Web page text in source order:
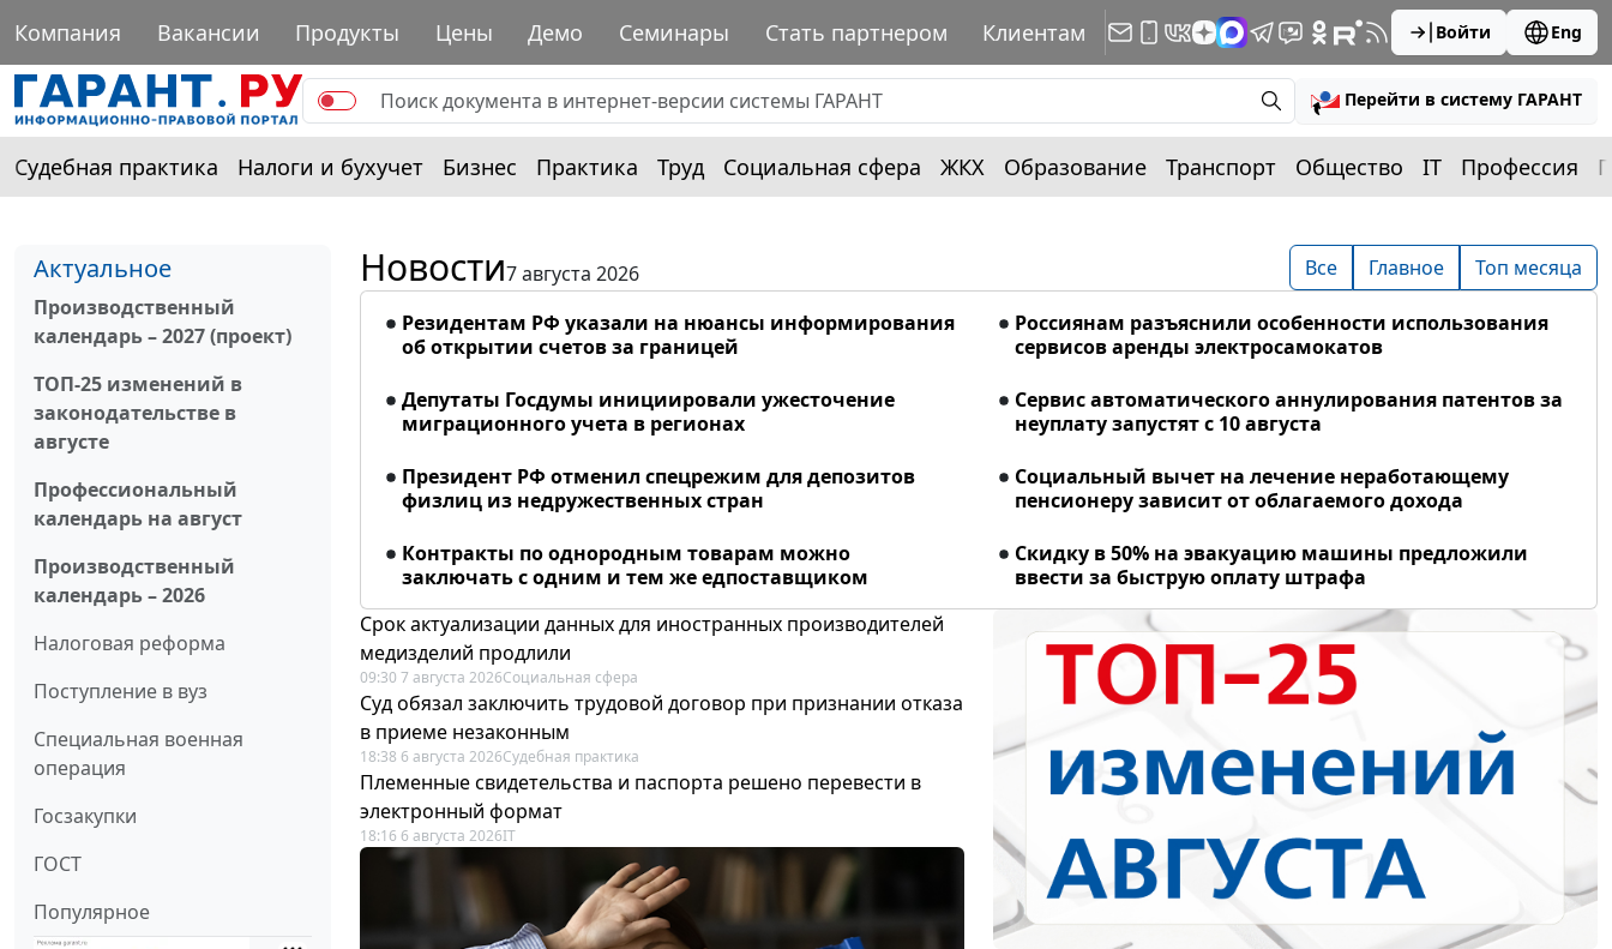
Компания Вакансии Продукты Цены Демо Семинары Стать партнером Клиентам Войти Eng
Перейти в систему ГАРАНТ
Судебная практика Налоги и бухучет Бизнес Практика Труд Социальная сфера ЖКХ Образование Транспорт Общество IT Профессия
Актуальное
Производственный
календарь – 2027 (проект)
ТОП-25 изменений в
законодательстве в
августе
Профессиональный
календарь на август
Производственный
календарь – 2026
Налоговая реформа
Поступление в вуз
Специальная военная
операция
Госзакупки
ГОСТ
Популярное
Новости7 августа 2026 Все Главное Топ месяца
Резидентам РФ указали на нюансы информирования
об открытии счетов за границей
Россиянам разъяснили особенности использования
сервисов аренды электросамокатов
Депутаты Госдумы инициировали ужесточение
миграционного учета в регионах
Сервис автоматического аннулирования патентов за
неуплату запустят с 10 августа
Президент РФ отменил спецрежим для депозитов
физлиц из недружественных стран
Социальный вычет на лечение неработающему
пенсионеру зависит от облагаемого дохода
Контракты по однородным товарам можно
заключать с одним и тем же едпоставщиком
Скидку в 50% на эвакуацию машины предложили
ввести за быструю оплату штрафа
Срок актуализации данных для иностранных производителей
медизделий продлили
09:30 7 августа 2026Социальная сфера
Суд обязал заключить трудовой договор при признании отказа
в приеме незаконным
18:38 6 августа 2026Судебная практика
Племенные свидетельства и паспорта решено перевести в
электронный формат
18:16 6 августа 2026IT